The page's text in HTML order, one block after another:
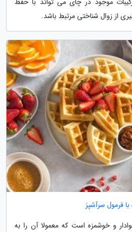
از زوال شناختی مرتبط باشد.
فرمول سرآشپز
و خوشمزه است که معمولا آن را به